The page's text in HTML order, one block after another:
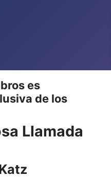
es
de los
Llamada